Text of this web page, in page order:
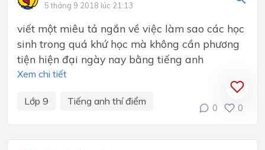
5 tháng 9 2018 lúc 21:13
viết một miêu tả ngắn về việc làm sao các học
sinh trong quá khứ học mà không cần phương
tiện hiện đại ngày nay bằng tiếng anh
Xem chi tiết
Lớp 9 Tiếng anh thí điểm
0 0